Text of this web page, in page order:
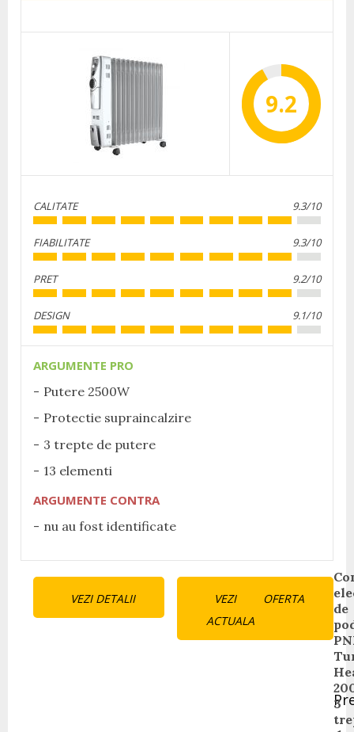
9.2
CALITATE 9.3/10
FIABILITATE 9.3/10
PRET 9.2/10
DESIGN 9.1/10
ARGUMENTE PRO
Putere 2500W
Protectie supraincalzire
3 trepte de putere
13 elementi
ARGUMENTE CONTRA
nu au fost identificate
VEZI DETALII
VEZI OFERTA
ACTUALA
Continue
Reading
de
3